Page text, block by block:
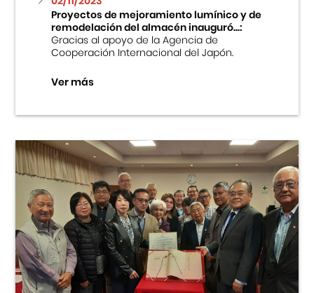
Proyectos de mejoramiento lumínico y de
remodelación del almacén inauguró...:
Gracias al apoyo de la Agencia de
Cooperación Internacional del Japón.
Ver más